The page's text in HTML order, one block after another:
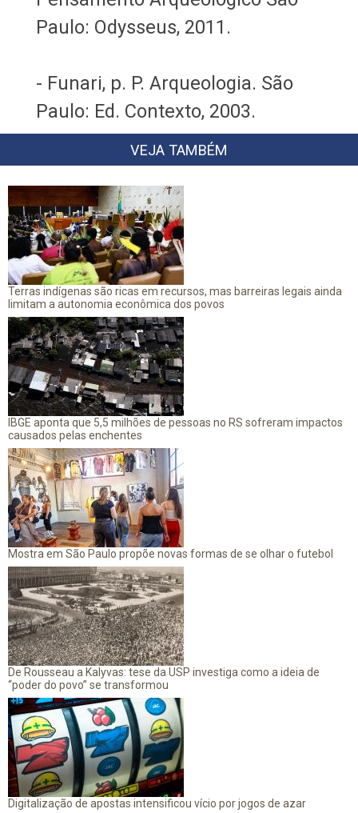
Paulo: Odysseus, 2011.
- Funari, p. P. Arqueologia. São
Paulo: Ed. Contexto, 2003.
VEJA TAMBÉM
Terras indígenas são ricas em recursos, mas barreiras legais ainda
limitam a autonomia econômica dos povos
IBGE aponta que 5,5 milhões de pessoas no RS sofreram impactos
causados pelas enchentes
Mostra em São Paulo propõe novas formas de se olhar o futebol
De Rousseau a Kalyvas: tese da USP investiga como a ideia de
“poder do povo” se transformou
Digitalização de apostas intensificou vício por jogos de azar